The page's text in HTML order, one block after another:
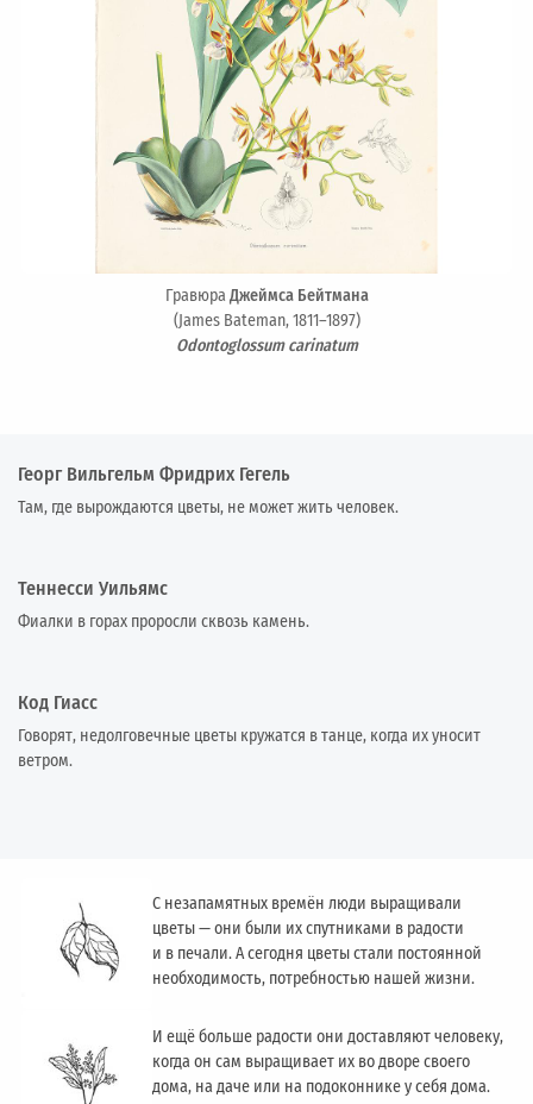
ГравюраДжеймса Бейтмана
(James Bateman, 1811–1897)
Odontoglossum carinatum
Георг Вильгельм Фридрих Гегель
Там, где вырождаются цветы, не может жить человек.
Теннесси Уильямс
Фиалки в горах проросли сквозь камень.
Код Гиасс
Говорят, недолговечные цветы кружатся в танце, когда их уносит
ветром.
С незапамятных времён люди выращивали
цветы — они были их спутниками в радости
и в печали. А сегодня цветы стали постоянной
необходимость, потребностью нашей жизни.
И ещё больше радости они доставляют человеку,
когда он сам выращивает их во дворе своего
дома, на даче или на подоконнике у себя дома.